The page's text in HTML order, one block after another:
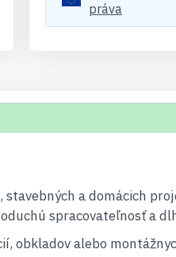
práva
a domácich
spracovateľnosť a
obkladov alebo